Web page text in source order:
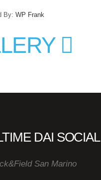
By: WP Frank
DAI SOCIAL
San Marino